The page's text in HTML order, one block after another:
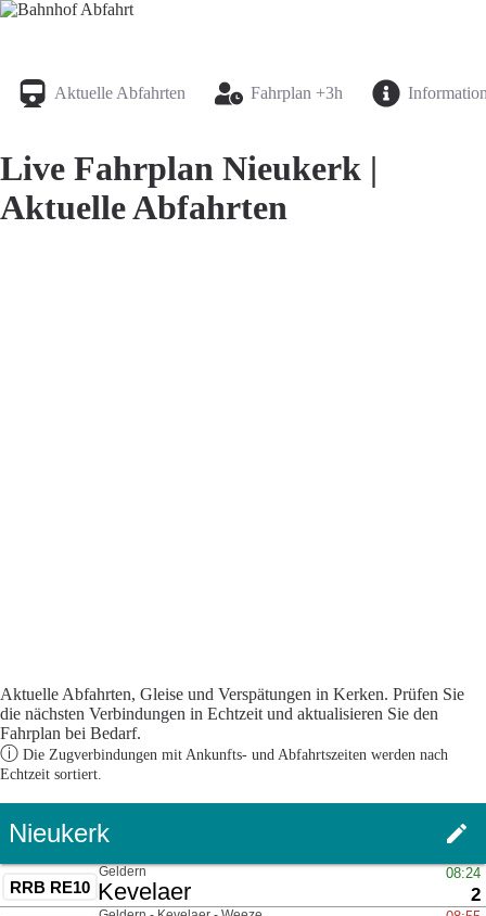
Aktuelle Abfahrten Fahrplan +3h
Live Fahrplan Nieukerk |
Aktuelle Abfahrten
Aktuelle Abfahrten, Gleise und Verspätungen in Kerken. Prüfen Sie
die nächsten Verbindungen in Echtzeit und aktualisieren Sie den
Fahrplan bei Bedarf.
ⓘ Die Zugverbindungen mit Ankunfts- und Abfahrtszeiten werden nach
Echtzeit sortiert.